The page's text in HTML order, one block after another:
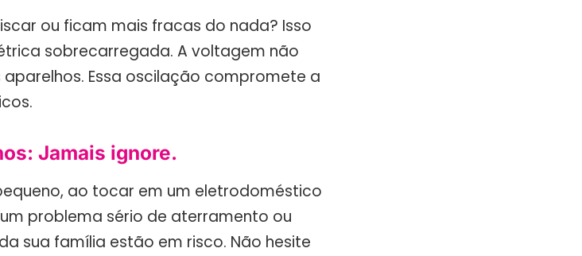
ou ficam mais fracas do nada? Isso
sobrecarregada. A voltagem não
Essa oscilação compromete a
Jamais ignore.
ao tocar em um eletrodoméstico
problema sério de aterramento ou
sua família estão em risco. Não hesite